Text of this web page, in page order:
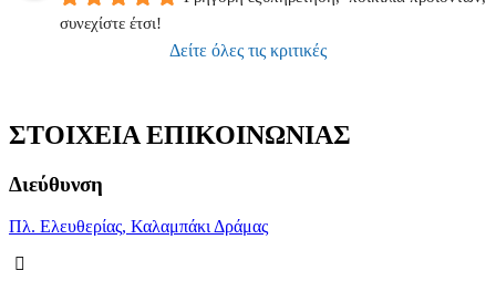
συνεχίστε έτσι!
Δείτε όλες τις κριτικές
ΣΤΟΙΧΕΙΑ ΕΠΙΚΟΙΝΩΝΙΑΣ
Διεύθυνση
Πλ. Ελευθερίας, Καλαμπάκι Δράμας